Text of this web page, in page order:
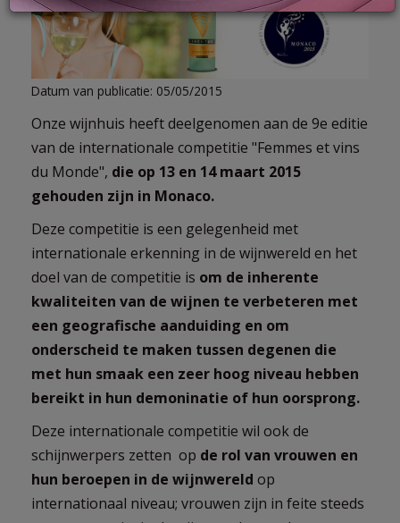
LOG
Datum van publicatie: 05/05/2015
Onze wijnhuis heeft deelgenomen aan de 9e editie
van de internationale competitie "Femmes et vins
du Monde", die op 13 en 14 maart 2015
gehouden zijn in Monaco.
Deze competitie is een gelegenheid met
internationale erkenning in de wijnwereld en het
doel van de competitie is om de inherente
kwaliteiten van de wijnen te verbeteren met
een geografische aanduiding en om
onderscheid te maken tussen degenen die
met hun smaak een zeer hoog niveau hebben
bereikt in hun demoninatie of hun oorsprong.
Deze internationale competitie wil ook de
schijnwerpers zetten op de rol van vrouwen en
hun beroepen in de wijnwereld op
internationaal niveau; vrouwen zijn in feite steeds